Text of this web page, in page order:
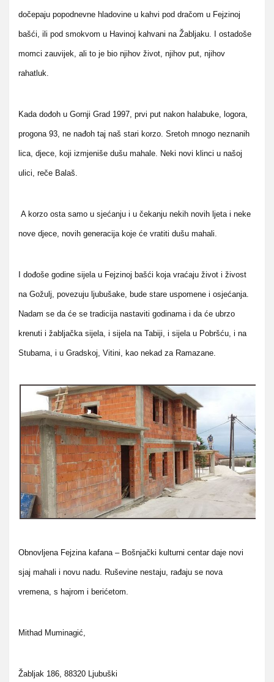
dočepaju popodnevne hladovine u kahvi pod dračom u Fejzinoj
bašći, ili pod smokvom u Havinoj kahvani na Žabljaku. I ostadoše
momci zauvijek, ali to je bio njihov život, njihov put, njihov
rahatluk.
Kada dođoh u Gornji Grad 1997, prvi put nakon halabuke, logora,
progona 93, ne nađoh taj naš stari korzo. Sretoh mnogo neznanih
lica, djece, koji izmjeniše dušu mahale. Neki novi klinci u našoj
ulici, reče Balaš.
A korzo osta samo u sjećanju i u čekanju nekih novih ljeta i neke
nove djece, novih generacija koje će vratiti dušu mahali.
I dođoše godine sijela u Fejzinoj bašći koja vraćaju život i živost
na Gožulj, povezuju ljubušake, bude stare uspomene i osjećanja.
Nadam se da će se tradicija nastaviti godinama i da će ubrzo
krenuti i žabljačka sijela, i sijela na Tabiji, i sijela u Pobršću, i na
Stubama, i u Gradskoj, Vitini, kao nekad za Ramazane.
Obnovljena Fejzina kafana – Bošnjački kulturni centar daje novi
sjaj mahali i novu nadu. Ruševine nestaju, rađaju se nova
vremena, s hajrom i berićetom.
Mithad Muminagić,
Žabljak 186, 88320 Ljubuški